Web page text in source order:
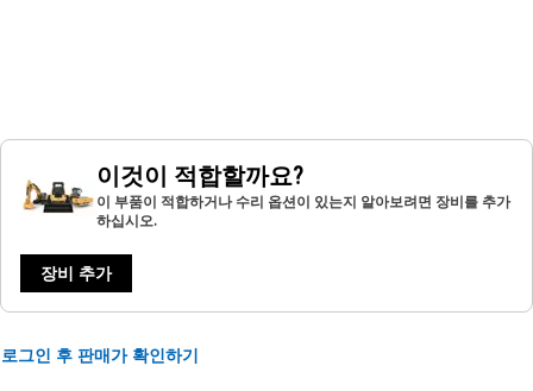
이것이 적합할까요?
이 부품이 적합하거나 수리 옵션이 있는지 알아보려면 장비를 추가
하십시오.
장비 추가
로그인 후 판매가 확인하기